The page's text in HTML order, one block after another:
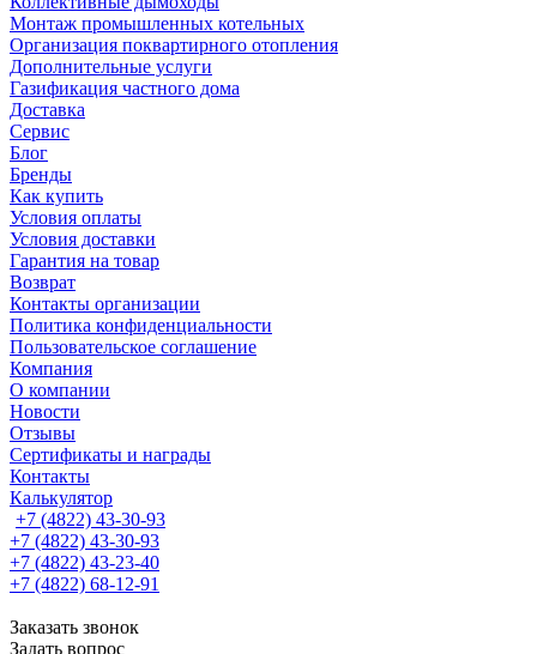
Монтаж промышленных котельных
Организация поквартирного отопления
Дополнительные услуги
Газификация частного дома
Доставка
Сервис
Блог
Бренды
Как купить
Условия оплаты
Условия доставки
Гарантия на товар
Возврат
Контакты организации
Политика конфиденциальности
Пользовательское соглашение
Компания
О компании
Новости
Отзывы
Сертификаты и награды
Контакты
Калькулятор
+7 (4822) 43-30-93
+7 (4822) 43-30-93
+7 (4822) 43-23-40
+7 (4822) 68-12-91
Заказать звонок
Задать вопрос